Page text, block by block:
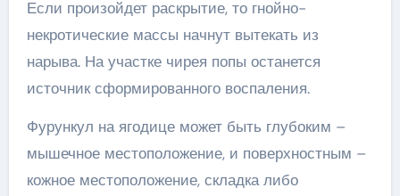
Если произойдет раскрытие, то гнойно-
некротические массы начнут вытекать из
нарыва. На участке чирея попы останется
источник сформированного воспаления.
Фурункул на ягодице может быть глубоким –
мышечное местоположение, и поверхностным –
кожное местоположение, складка либо